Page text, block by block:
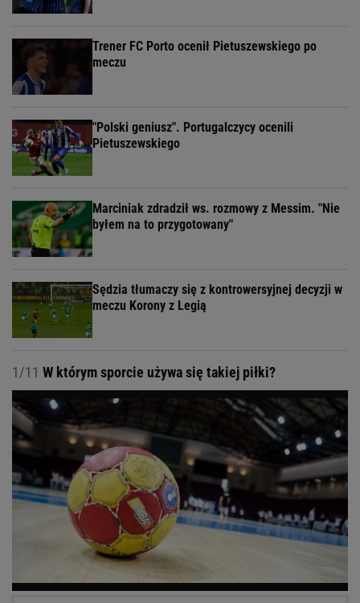
Trener FC Porto ocenił Pietuszewskiego po
meczu
"Polski geniusz". Portugalczycy ocenili
Pietuszewskiego
Marciniak zdradził ws. rozmowy z Messim. "Nie
byłem na to przygotowany"
Sędzia tłumaczy się z kontrowersyjnej decyzji w
meczu Korony z Legią
1/11 W którym sporcie używa się takiej piłki?